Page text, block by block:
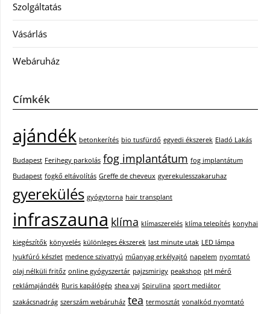
Szolgáltatás
Vásárlás
Webáruház
Címkék
ajándék betonkerítés bio tusfürdő egyedi ékszerek Eladó Lakás
Budapest Ferihegy parkolás fog implantátum fog implantátum
Budapest fogkő eltávolítás Greffe de cheveux gyerekulesszakaruhaz
gyerekülés gyógytorna hair transplant
infraszauna klíma klímaszerelés klíma telepítés konyhai
kiegészítők könyvelés különleges ékszerek last minute utak LED lámpa
lyukfúró készlet medence szivattyú műanyag erkélyajtó napelem nyomtató
olaj nélküli fritőz online gyógyszertár pajzsmirigy peakshop pH mérő
reklámajándék Ruris kapálógép shea vaj Spirulina sport mediátor
szakácsnadrág szerszám webáruház tea termosztát vonalkód nyomtató